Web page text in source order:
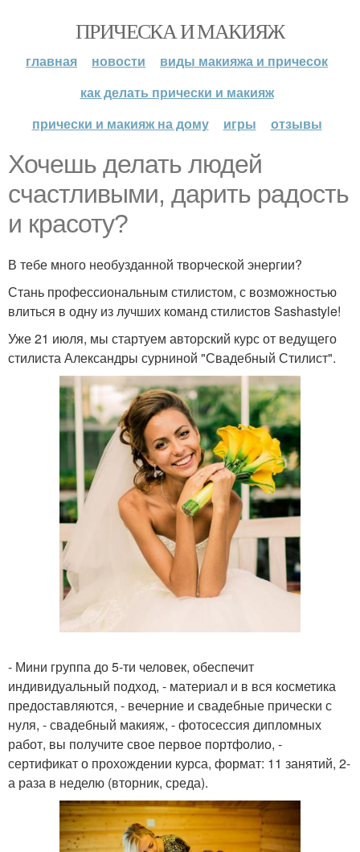
ПРИЧЕСКА И МАКИЯЖ
главная новости
виды макияжа и причесок
как делать прически и макияж
прически и макияж на дому
игры отзывы
Хочешь делать людей
счастливыми, дарить радость
и красоту?
В тебе много необузданной творческой энергии?
Стань профессиональным стилистом, с возможностью
влиться в одну из лучших команд стилистов Sashastyle!
Уже 21 июля, мы стартуем авторский курс от ведущего
стилиста Александры сурниной "Свадебный Стилист".
- Мини группа до 5-ти человек, обеспечит
индивидуальный подход, - материал и в вся косметика
предоставляются, - вечерние и свадебные прически с
нуля, - свадебный макияж, - фотосессия дипломных
работ, вы получите свое первое портфолио, -
сертификат о прохождении курса, формат: 11 занятий, 2-
а раза в неделю (вторник, среда).